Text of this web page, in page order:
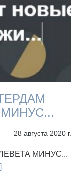
28 августа 2020 г.
МИНУС...